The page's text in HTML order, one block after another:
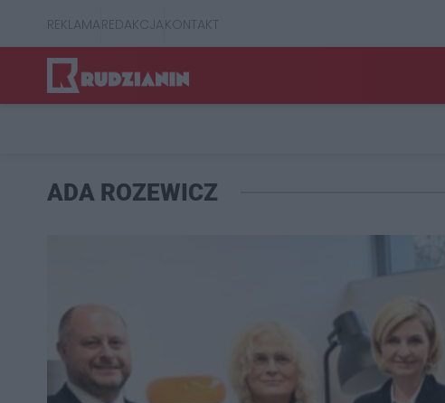
REKLAMAREDAKCJAKONTAKT
ADA ROZEWICZ